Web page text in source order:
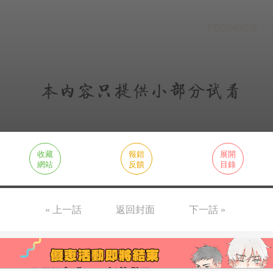
收藏
網站
報錯
反饋
展開
目錄
« 上一話 返回封面 下一話 »